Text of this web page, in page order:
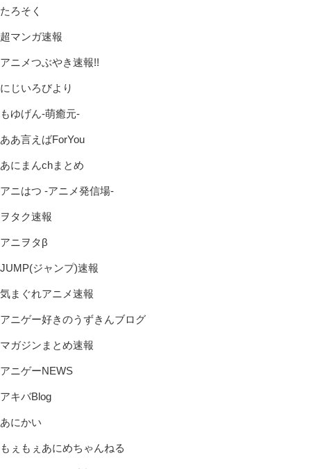
たろそく
超マンガ速報
アニメつぶやき速報!!
にじいろびより
もゆげん-萌癒元-
ああ言えばForYou
あにまんchまとめ
アニはつ -アニメ発信場-
ヲタク速報
アニヲタβ
JUMP(ジャンプ)速報
気まぐれアニメ速報
アニゲー好きのうずきんブログ
マガジンまとめ速報
アニゲーNEWS
アキバBlog
あにかい
もぇもぇあにめちゃんねる